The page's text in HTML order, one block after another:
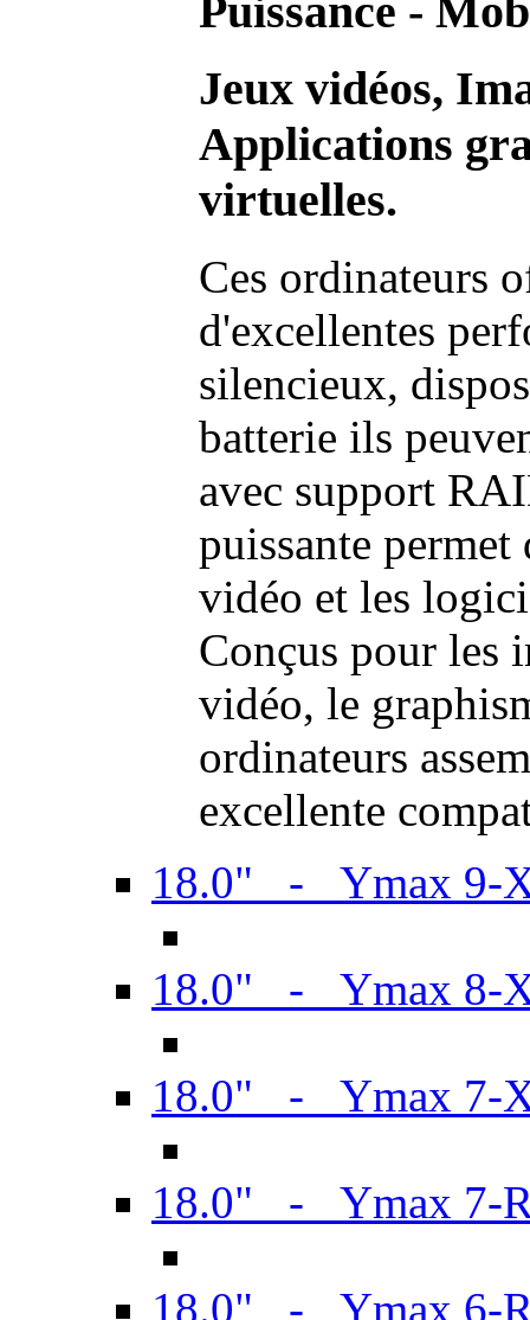
Puissance -
Jeux vidéos,
Applications
virtuelles.
Ces ordinateurs
d'excellentes
silencieux,
batterie ils
avec support
puissante permet
vidéo et les
Conçus pour les
vidéo, le
ordinateurs
excellente
18.0" - Ymax 9-
18.0" - Ymax 8-
18.0" - Ymax 7-
18.0" - Ymax 7-
18.0" - Ymax 6-